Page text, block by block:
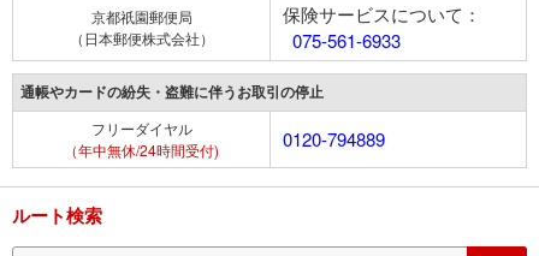
京都祇園郵便局
（日本郵便株式会社）
保険サービスについて：
075-561-6933
通帳やカードの紛失・盗難に伴うお取引の停止
フリーダイヤル
（年中無休/24時間受付)
0120-794889
ルート検索